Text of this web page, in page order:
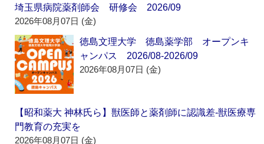
埼玉県病院薬剤師会 研修会 2026/09
2026年08月07日 (金)
徳島文理大学 徳島薬学部 オープンキ
ャンパス 2026/08-2026/09
2026年08月07日 (金)
【昭和薬大 神林氏ら】獣医師と薬剤師に認識差‐獣医療専
門教育の充実を
2026年08月07日 (金)